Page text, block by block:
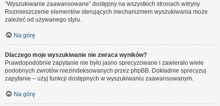
“Wyszukiwanie zaawansowane” dostępny na wszystkich stronach witryny.
Rozmieszczenie elementów sterujących mechanizmem wyszukiwania może
zależeć od używanego stylu.
Na górę
Dlaczego moje wyszukiwanie nie zwraca wyników?
Prawdopodobnie zapytanie nie było jasno sprecyzowane i zawierało wiele
podobnych zwrotów niezindeksowanych przez phpBB. Dokładnie sprecyzuj
zapytanie – użyj funkcji dostępnych w wyszukiwaniu zaawansowanym.
Na górę